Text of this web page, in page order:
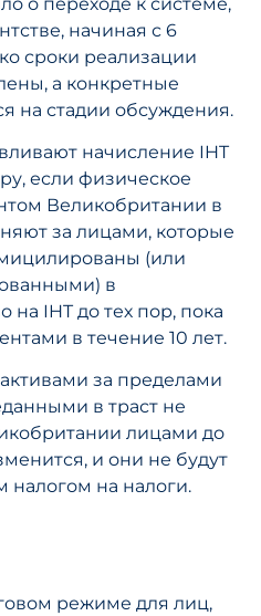
начиная с 6
сроки реализации
а конкретные
на стадии обсуждения.
начисление IHT
если физическое
Великобритании в
за лицами, которые
(или
в
на IHT до тех пор, пока
в течение 10 лет.
за пределами
в траст не
лицами до
и они не будут
налогом на налоги.
режиме для лиц,